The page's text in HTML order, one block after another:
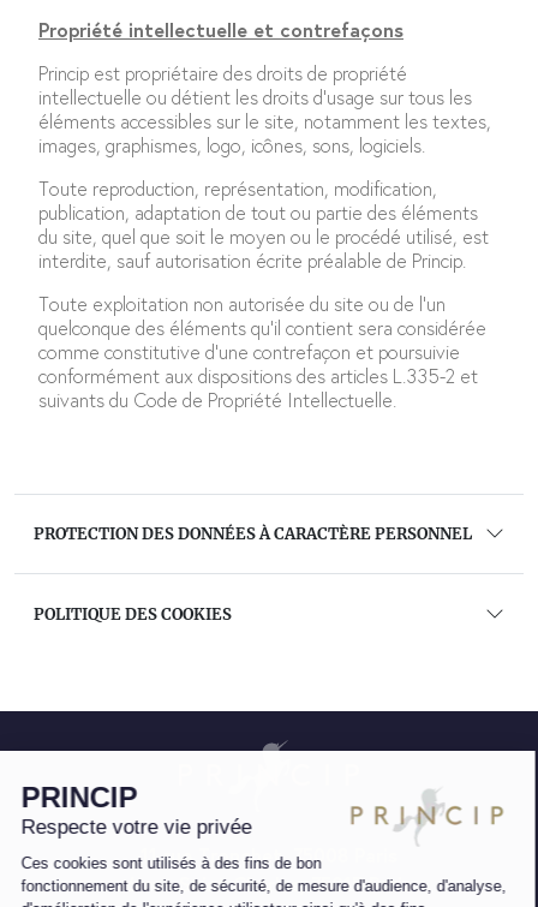
Propriété intellectuelle et contrefaçons
Princip est propriétaire des droits de propriété
intellectuelle ou détient les droits d’usage sur tous les
éléments accessibles sur le site, notamment les textes,
images, graphismes, logo, icônes, sons, logiciels.
Toute reproduction, représentation, modification,
publication, adaptation de tout ou partie des éléments
du site, quel que soit le moyen ou le procédé utilisé, est
interdite, sauf autorisation écrite préalable de Princip.
Toute exploitation non autorisée du site ou de l’un
quelconque des éléments qu’il contient sera considérée
comme constitutive d’une contrefaçon et poursuivie
conformément aux dispositions des articles L.335-2 et
suivants du Code de Propriété Intellectuelle.
PROTECTION DES DONNÉES À CARACTÈRE PERSONNEL
POLITIQUE DES COOKIES
11 rue Tronchet, 75008 Paris
6 rue Saint Charles, 75015 Paris